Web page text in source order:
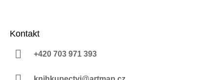
Kontakt
+420 703 971 393